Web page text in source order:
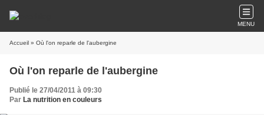
MENU
Accueil » Où l'on reparle de l'aubergine
Où l'on reparle de l'aubergine
Publié le 27/04/2011 à 09:30
Par La nutrition en couleurs